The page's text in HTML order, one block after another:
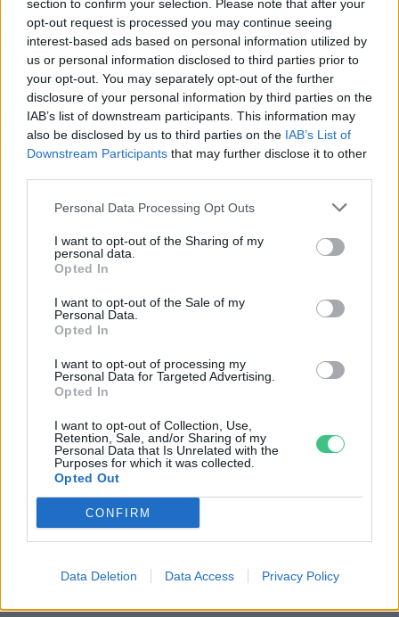
section to confirm your selection. Please note that after your
opt-out request is processed you may continue seeing
interest-based ads based on personal information utilized by
us or personal information disclosed to third parties prior to
your opt-out. You may separately opt-out of the further
disclosure of your personal information by third parties on the
IAB’s list of downstream participants. This information may
also be disclosed by us to third parties on the IAB’s List of
Downstream Participants that may further disclose it to other
Personal Data Processing Opt Outs
I want to opt-out of the Sharing of my
personal data.
Opted In
I want to opt-out of the Sale of my
Personal Data.
Opted In
I want to opt-out of processing my
Personal Data for Targeted Advertising.
Opted In
I want to opt-out of Collection, Use,
Retention, Sale, and/or Sharing of my
Personal Data that Is Unrelated with the
Purposes for which it was collected.
Opted Out
CONFIRM
Data Deletion Data Access Privacy Policy
Ezt a növényt már az őskorban is ismerték, a népi gyógyászatban
pedig ma is számos betegség ellen használják.
Születésnapi programokkal várja a
hétvégén a közönséget a 160 éves
Fővárosi Állatkert
Szedd magad őszibarack: itt vannak
a legjobb lelőhelyek!
SZEMLE
Négy éven belül valósággá válhatnak az